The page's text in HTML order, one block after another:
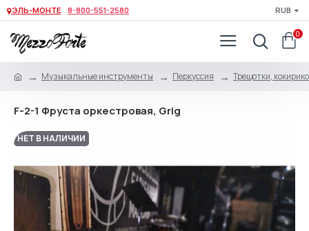
ЭЛЬ-МОНТЕ 8-800-551-2580 RUB
0
Музыкальные инструменты Перкуссия Трещотки, кокирико
F-2-1 Фруста оркестровая, Grig
НЕТ В НАЛИЧИИ